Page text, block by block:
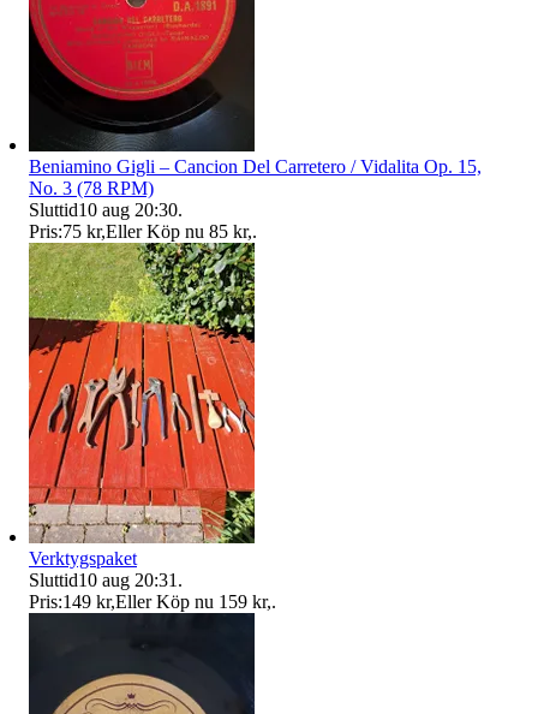
Beniamino Gigli – Cancion Del Carretero / Vidalita Op. 15,
No. 3 (78 RPM)
Sluttid10 aug 20:30.
Pris:75 kr,Eller Köp nu 85 kr,.
Verktygspaket
Sluttid10 aug 20:31 .
Pris:149 kr,Eller Köp nu 159 kr,.